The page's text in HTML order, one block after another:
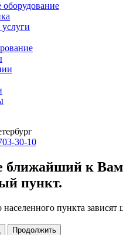
оборудование
30-10
ближайший к Вам
пункт.
пункта зависят
Продолжить